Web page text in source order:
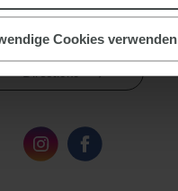
Cookies verwenden
Directions